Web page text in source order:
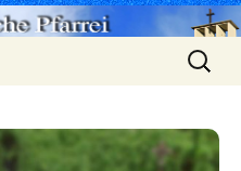
Suchen
nach: